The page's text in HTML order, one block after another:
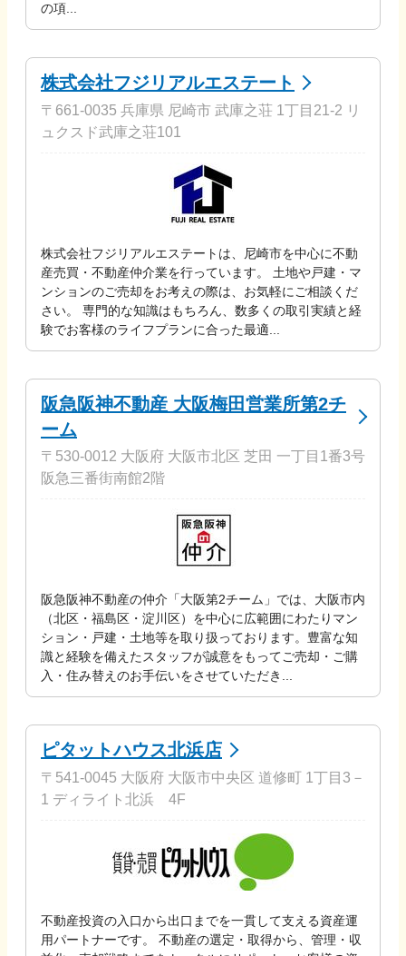
の項...
株式会社フジリアルエステート
〒661-0035 兵庫県 尼崎市 武庫之荘 1丁目21‐2 リ
ュクスド武庫之荘101
株式会社フジリアルエステートは、尼崎市を中心に不動
産売買・不動産仲介業を行っています。 土地や戸建・マ
ンションのご売却をお考えの際は、お気軽にご相談くだ
さい。 専門的な知識はもちろん、数多くの取引実績と経
験でお客様のライフプランに合った最適...
阪急阪神不動産 大阪梅田営業所第2チ
ーム
〒530-0012 大阪府 大阪市北区 芝田 一丁目1番3号
阪急三番街南館2階
阪急阪神不動産の仲介「大阪第2チーム」では、大阪市内
（北区・福島区・淀川区）を中心に広範囲にわたりマン
ション・戸建・土地等を取り扱っております。豊富な知
識と経験を備えたスタッフが誠意をもってご売却・ご購
入・住み替えのお手伝いをさせていただき...
ピタットハウス北浜店
〒541-0045 大阪府 大阪市中央区 道修町 1丁目3－
1 ディライト北浜 4F
不動産投資の入口から出口までを一貫して支える資産運
用パートナーです。 不動産の選定・取得から、管理・収